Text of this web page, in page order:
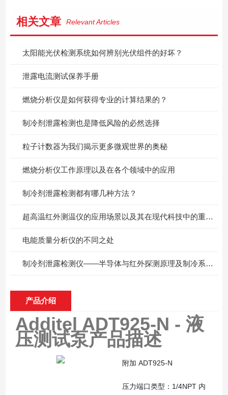
相关文章 Relevant Articles
太阳能光伏检测系统如何辨别光伏组件的好坏？
泄露电流测试保养手册
燃烧分析仪是如何获得专业的计算结果的？
制冷剂泄露检测也是降低风险的必然选择
粒子计数器为我们揭示更多微观世界的奥秘
燃烧分析仪工作原理以及在各个领域中的应用
制冷剂泄露检测都有哪几种方法？
超高温红外测温仪的应用场景以及其在现代科技中的重要性
电能质量分析仪的不同之处
制冷剂泄露检测仪——半导体与红外探测原理及制冷系统检漏应用
产品介绍
Additel ADT925-N - 液
压测试泵产品描述
附加 ADT925-N
压力端口类型：1/4NPT 内